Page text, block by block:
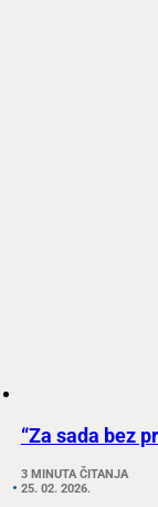
“Za sada bez
3 MINUTA ČITANJA
25. 02. 2026.